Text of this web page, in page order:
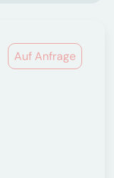
Auf Anfrage